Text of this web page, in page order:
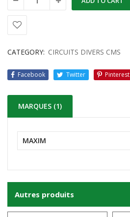
CATEGORY: CIRCUITS DIVERS CMS
Facebook Twitter Pinterest
MARQUES (1)
MAXIM
Autres produits